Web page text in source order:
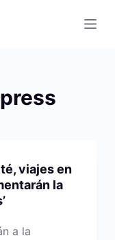
viajes en
la
a la